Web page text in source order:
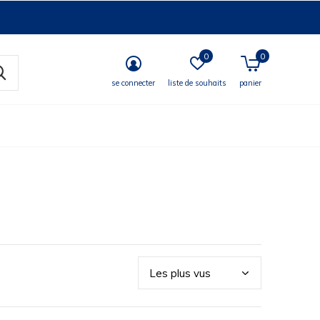
se connecter liste de souhaits
0
panier
0